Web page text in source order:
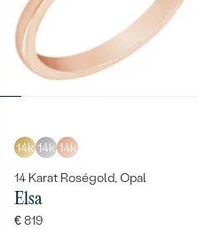
14k 14k 14k
14 Karat Roségold, Opal
Elsa
€ 819